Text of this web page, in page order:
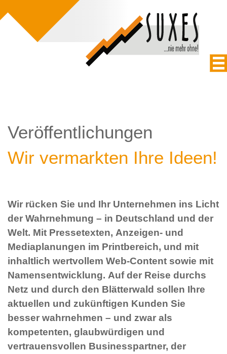
Veröffentlichungen
Wir vermarkten Ihre Ideen!
Wir rücken Sie und Ihr Unternehmen ins Licht
der Wahrnehmung – in Deutschland und der
Welt. Mit Pressetexten, Anzeigen- und
Mediaplanungen im Printbereich, und mit
inhaltlich wertvollem Web-Content sowie mit
Namensentwicklung. Auf der Reise durchs
Netz und durch den Blätterwald sollen Ihre
aktuellen und zukünftigen Kunden Sie
besser wahrnehmen – und zwar als
kompetenten, glaubwürdigen und
vertrauensvollen Businesspartner, der